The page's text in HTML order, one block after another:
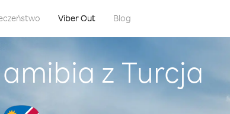
Viber Out Blog
z Turcja